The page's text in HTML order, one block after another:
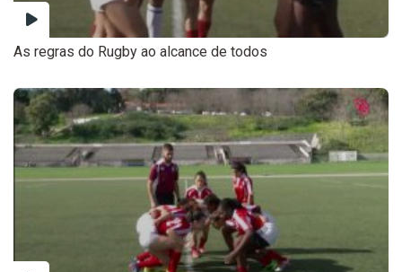
As regras do Rugby ao alcance de todos